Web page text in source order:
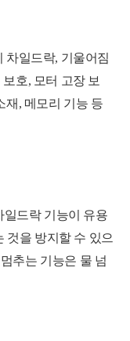
차일드락, 기울어짐
호, 모터 고장 보
재, 메모리 기능 등
일드락 기능이 유용
것을 방지할 수 있으
추는 기능은 물 넘